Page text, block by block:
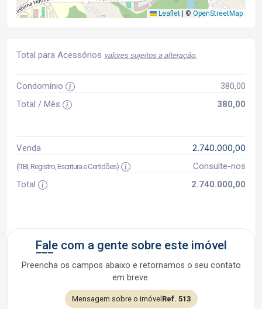
Leaflet | © OpenStreetMap
Total para Acessórios valores sujeitos a alteração.
Condomínio
380,00
Total / Mês
380,00
Venda 2.740.000,00
(ITBI, Registro, Escritura e Certidões)
Consulte-nos
Total
2.740.000,00
Fale com a gente sobre este imóvel
Preencha os campos abaixo e retornamos o seu contato
em breve.
Mensagem sobre o imóvelRef. 513